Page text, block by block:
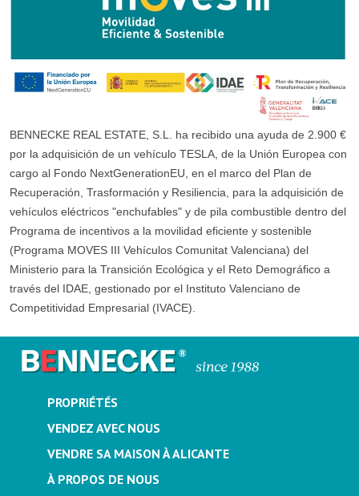
BENNECKE REAL ESTATE, S.L. ha recibido una ayuda de 2.900 €
por la adquisición de un vehículo TESLA, de la Unión Europea con
cargo al Fondo NextGenerationEU, en el marco del Plan de
Recuperación, Trasformación y Resiliencia, para la adquisición de
vehículos eléctricos "enchufables" y de pila combustible dentro del
Programa de incentivos a la movilidad eficiente y sostenible
(Programa MOVES III Vehículos Comunitat Valenciana) del
Ministerio para la Transición Ecológica y el Reto Demográfico a
través del IDAE, gestionado por el Instituto Valenciano de
Competitividad Empresarial (IVACE).
PROPRIÉTÉS
VENDEZ AVEC NOUS
VENDRE SA MAISON À ALICANTE
À PROPOS DE NOUS